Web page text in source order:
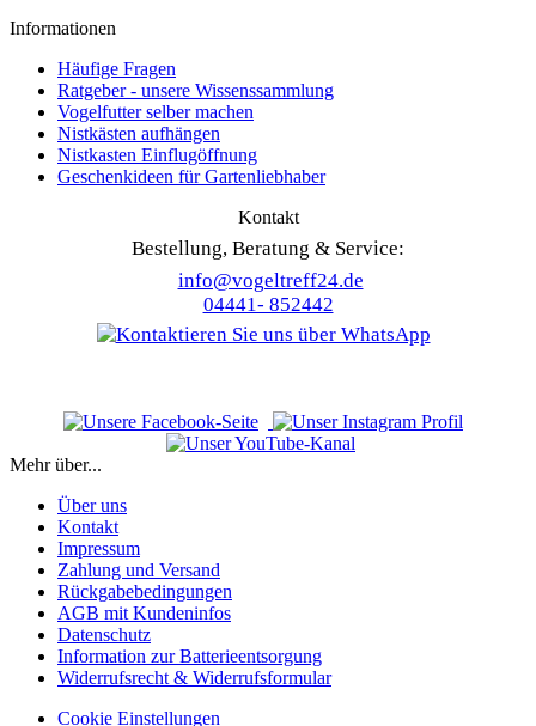
Informationen
Häufige Fragen
Ratgeber - unsere Wissenssammlung
Vogelfutter selber machen
Nistkästen aufhängen
Nistkasten Einflugöffnung
Geschenkideen für Gartenliebhaber
Kontakt
Bestellung, Beratung & Service:
info@vogeltreff24.de
04441- 852442
Mehr über...
Über uns
Kontakt
Impressum
Zahlung und Versand
Rückgabebedingungen
AGB mit Kundeninfos
Datenschutz
Information zur Batterieentsorgung
Widerrufsrecht & Widerrufsformular
Cookie Einstellungen